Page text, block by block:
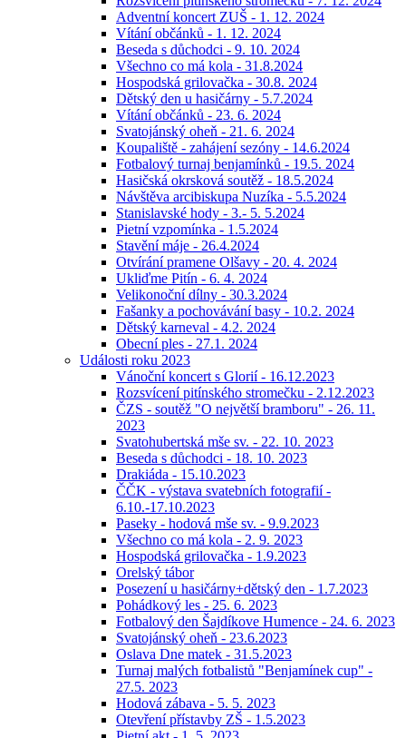
Adventní koncert ZUŠ - 1. 12. 2024
Vítání občánků - 1. 12. 2024
Beseda s důchodci - 9. 10. 2024
Všechno co má kola - 31.8.2024
Hospodská grilovačka - 30.8. 2024
Dětský den u hasičárny - 5.7.2024
Vítání občánků - 23. 6. 2024
Svatojánský oheň - 21. 6. 2024
Koupaliště - zahájení sezóny - 14.6.2024
Fotbalový turnaj benjamínků - 19.5. 2024
Hasičská okrsková soutěž - 18.5.2024
Návštěva arcibiskupa Nuzíka - 5.5.2024
Stanislavské hody - 3.- 5. 5.2024
Pietní vzpomínka - 1.5.2024
Stavění máje - 26.4.2024
Otvírání pramene Olšavy - 20. 4. 2024
Ukliďme Pitín - 6. 4. 2024
Velikonoční dílny - 30.3.2024
Fašanky a pochovávání basy - 10.2. 2024
Dětský karneval - 4.2. 2024
Obecní ples - 27.1. 2024
Události roku 2023
Vánoční koncert s Glorií - 16.12.2023
Rozsvícení pitínského stromečku - 2.12.2023
ČZS - soutěž "O největší bramboru" - 26. 11.
2023
Svatohubertská mše sv. - 22. 10. 2023
Beseda s důchodci - 18. 10. 2023
Drakiáda - 15.10.2023
ČČK - výstava svatebních fotografií -
6.10.-17.10.2023
Paseky - hodová mše sv. - 9.9.2023
Všechno co má kola - 2. 9. 2023
Hospodská grilovačka - 1.9.2023
Orelský tábor
Posezení u hasičárny+dětský den - 1.7.2023
Pohádkový les - 25. 6. 2023
Fotbalový den Šajdíkove Humence - 24. 6. 2023
Svatojánský oheň - 23.6.2023
Oslava Dne matek - 31.5.2023
Turnaj malých fotbalistů "Benjamínek cup" -
27.5. 2023
Hodová zábava - 5. 5. 2023
Otevření přístavby ZŠ - 1.5.2023